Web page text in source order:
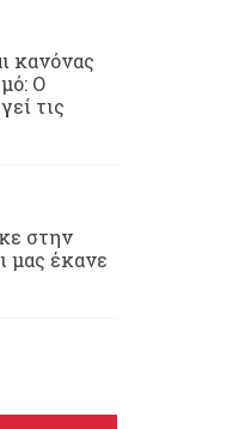
κανόνας
Ο
τις
στην
μας έκανε